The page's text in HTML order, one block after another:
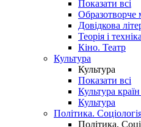
Показати всі
Образотворче
Довідкова
Теорія і
Кіно. Театр
Культура
Культура
Показати всі
Культура країн
Культура
Політика.
Політика.